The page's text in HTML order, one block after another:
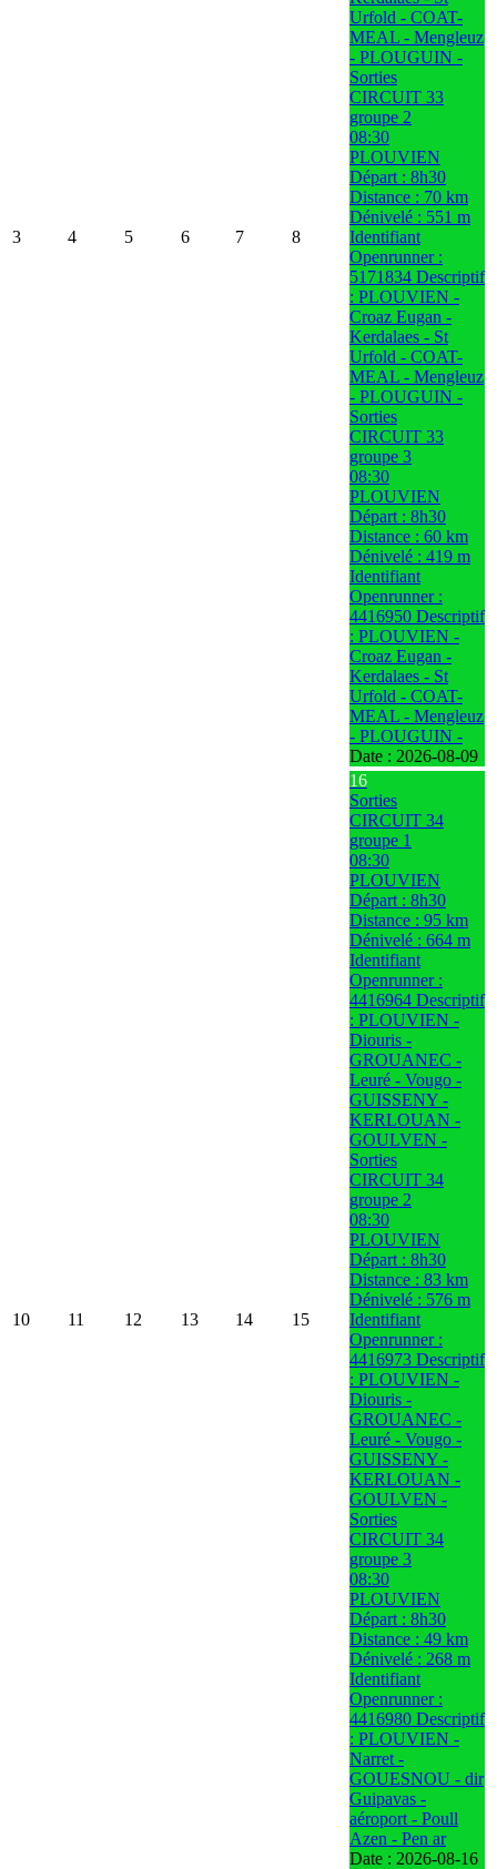
3 4 5 6 7 8
Urfold - COAT-
MEAL - Mengleuz
- PLOUGUIN -
Sorties
CIRCUIT 33
groupe 2
08:30
PLOUVIEN
Départ : 8h30
Distance : 70 km
Dénivelé : 551 m
Identifiant
Openrunner :
5171834 Descriptif
: PLOUVIEN -
Croaz Eugan -
Kerdalaes - St
Urfold - COAT-
MEAL - Mengleuz
- PLOUGUIN -
Sorties
CIRCUIT 33
groupe 3
08:30
PLOUVIEN
Départ : 8h30
Distance : 60 km
Dénivelé : 419 m
Identifiant
Openrunner :
4416950 Descriptif
: PLOUVIEN -
Croaz Eugan -
Kerdalaes - St
Urfold - COAT-
MEAL - Mengleuz
- PLOUGUIN -
Date : 2026-08-09
10 11 12 13 14 15
16
Sorties
CIRCUIT 34
groupe 1
08:30
PLOUVIEN
Départ : 8h30
Distance : 95 km
Dénivelé : 664 m
Identifiant
Openrunner :
4416964 Descriptif
: PLOUVIEN -
Diouris -
GROUANEC -
Leuré - Vougo -
GUISSENY -
KERLOUAN -
GOULVEN -
Sorties
CIRCUIT 34
groupe 2
08:30
PLOUVIEN
Départ : 8h30
Distance : 83 km
Dénivelé : 576 m
Identifiant
Openrunner :
4416973 Descriptif
: PLOUVIEN -
Diouris -
GROUANEC -
Leuré - Vougo -
GUISSENY -
KERLOUAN -
GOULVEN -
Sorties
CIRCUIT 34
groupe 3
08:30
PLOUVIEN
Départ : 8h30
Distance : 49 km
Dénivelé : 268 m
Identifiant
Openrunner :
4416980 Descriptif
: PLOUVIEN -
Narret -
GOUESNOU - dir
Guipavas -
aéroport - Poull
Azen - Pen ar
Date : 2026-08-16